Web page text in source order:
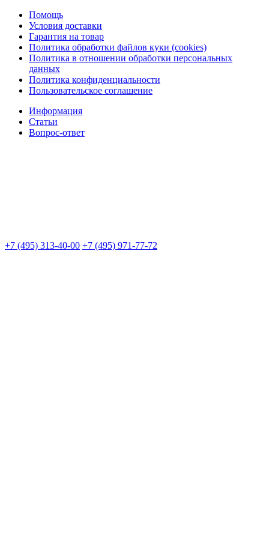
Помощь
Условия доставки
Гарантия на товар
Политика обработки файлов куки (cookies)
Политика в отношении обработки персональных
данных
Политика конфиденциальности
Пользовательское соглашение
Информация
Статьи
Вопрос-ответ
+7 (495) 313-40-00 +7 (495) 971-77-72